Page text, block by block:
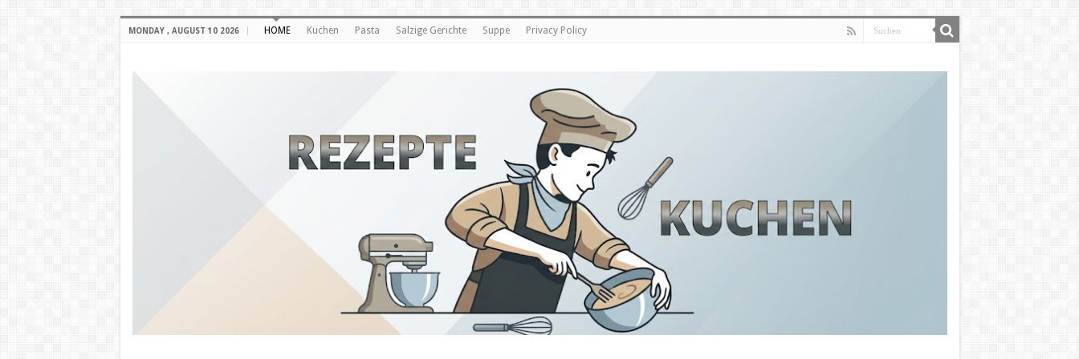
MONDAY , AUGUST 10 2026 HOME Kuchen Pasta Salzige Gerichte Suppe Privacy Policy